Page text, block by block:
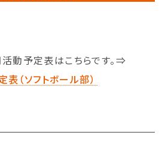
動予定表はこちらです。⇒
（ソフトボール部）